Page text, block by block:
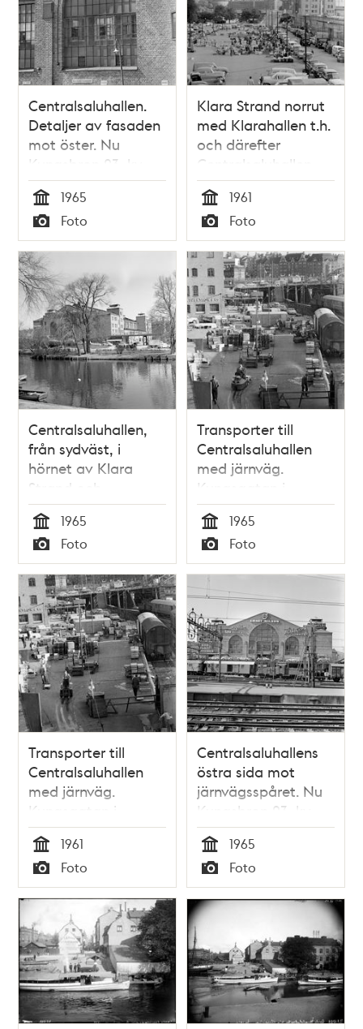
Centralsaluhallen.
Detaljer av fasaden
mot öster. Nu
Kungsbron 23, kv.
Blekholmen
Tid
1965
Typ
Foto
Klara Strand norrut
med Klarahallen t.h.
och därefter
Centralsaluhallen.
Tidigare kv.
Grönsakshallen, nu
kv. Blekholmen.
Tid
1961
Typ
Foto
Centralsaluhallen,
från sydväst, i
hörnet av Klara
Strand och
Kungsgatan. Nuv.
Kungsbron 23, kv.
Blekholmen
Tid
1965
Typ
Foto
Transporter till
Centralsaluhallen
med järnväg.
Kungsgatan i
fonden. Nu kv.
Blekholmen
Tid
1965
Typ
Foto
Transporter till
Centralsaluhallen
med järnväg.
Kungsgatan i
fonden. Nu kv.
Blekholmen.
Tid
1961
Typ
Foto
Centralsaluhallens
östra sida mot
järnvägsspåret. Nu
Kungsbron 23, kv.
Blekholmen
Tid
1965
Typ
Foto